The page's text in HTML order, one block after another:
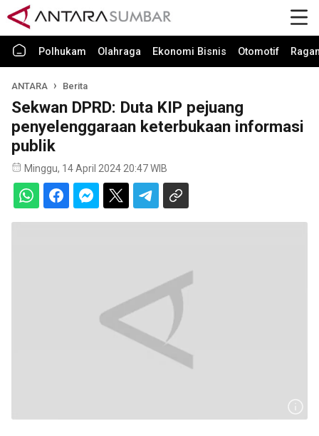
Polhukam Olahraga Ekonomi Bisnis Otomotif
ANTARA Berita
Sekwan DPRD: Duta KIP pejuang
penyelenggaraan keterbukaan informasi
publik
Minggu, 14 April 2024 20:47 WIB